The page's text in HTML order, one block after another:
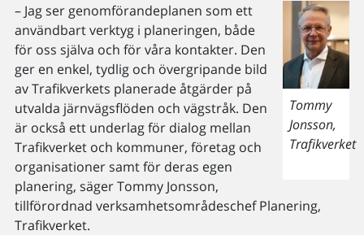
Tommy
Jonsson,
Trafikverket
– Jag ser genomförandeplanen som ett
användbart verktyg i planeringen, både
för oss själva och för våra kontakter. Den
ger en enkel, tydlig och övergripande bild
av Trafikverkets planerade åtgärder på
utvalda järnvägsflöden och vägstråk. Den
är också ett underlag för dialog mellan
Trafikverket och kommuner, företag och
organisationer samt för deras egen
planering, säger Tommy Jonsson,
tillförordnad verksamhetsområdeschef Planering,
Trafikverket.